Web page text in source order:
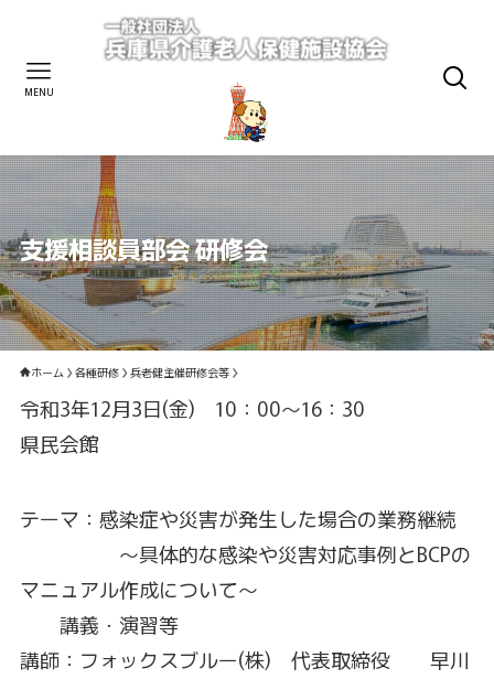
MENU
支援相談員部会 研修会
ホーム 各種研修 兵老健主催研修会等
令和3年12月3日(金) 10：00～16：30
県民会館
テーマ：感染症や災害が発生した場合の業務継続
～具体的な感染や災害対応事例とBCPの
マニュアル作成について～
講義・演習等
講師：フォックスブルー(株) 代表取締役 早川